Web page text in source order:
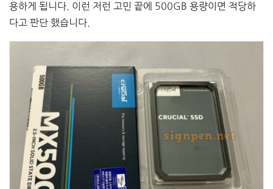
용하게 됩니다. 이런 저런 고민 끝에 500GB 용량이면 적당하
다고 판단 했습니다.